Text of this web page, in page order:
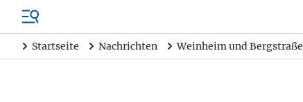
Startseite Nachrichten Weinheim und Bergstraße